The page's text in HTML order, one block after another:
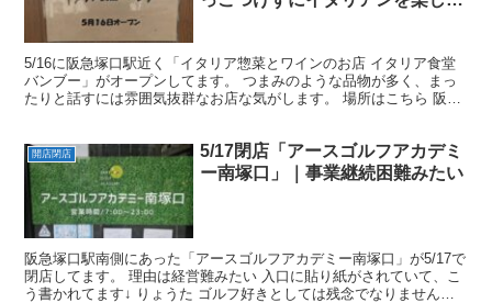
5/16に阪急塚口駅近く「イタリア惣菜とワインのお店 イタリア食堂
バンブー」がオープンしてます。 つまみのような品物が多く、まっ
たりと話すには雰囲気抜群なお店な気がします。 場所はこちら 阪急
開店閉店
5/17閉店「アースゴルフアカデミ
ー南塚口」｜事業継続困難みたい
阪急塚口駅南側にあった「アースゴルフアカデミー南塚口」が5/17で
閉店してます。 理由は経営難みたい 入口に貼り紙がされていて、こ
う書かれてます↓ りょうた ゴルフ好きとしては残念でなりません。